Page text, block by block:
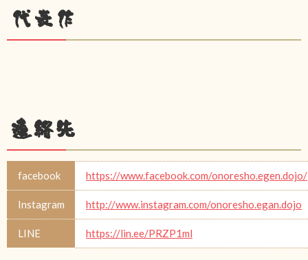
代表作
連絡先
facebook https://www.facebook.com/onoresho.egen.dojo/
Instagram http://www.instagram.com/onoresho.egan.dojo
LINE https://lin.ee/PRZP1ml